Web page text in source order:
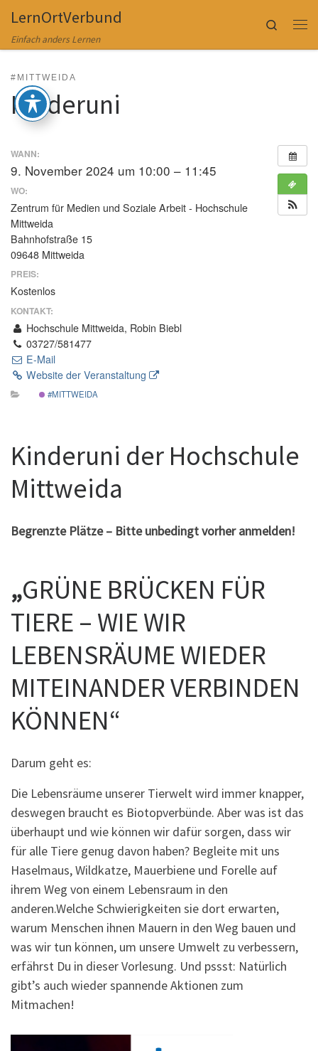
Zum Inhalt springen
LernOrtVerbund
Einfach anders Lernen
Search
#MITTWEIDA
Kinderuni
WANN:
9. November 2024 um 10:00 – 11:45
WO:
Zentrum für Medien und Soziale Arbeit - Hochschule
Mittweida
Bahnhofstraße 15
09648 Mittweida
PREIS:
Kostenlos
KONTAKT:
Hochschule Mittweida, Robin Biebl
03727/581477
E-Mail
Website der Veranstaltung
#MITTWEIDA
Kinderuni der Hochschule
Mittweida
Begrenzte Plätze – Bitte unbedingt vorher anmelden!
„GRÜNE BRÜCKEN FÜR
TIERE – WIE WIR
LEBENSRÄUME WIEDER
MITEINANDER VERBINDEN
KÖNNEN“
Darum geht es:
Die Lebensräume unserer Tierwelt wird immer knapper,
deswegen braucht es Biotopverbünde. Aber was ist das
überhaupt und wie können wir dafür sorgen, dass wir
für alle Tiere genug davon haben? Begleite mit uns
Haselmaus, Wildkatze, Mauerbiene und Forelle auf
ihrem Weg von einem Lebensraum in den
anderen.Welche Schwierigkeiten sie dort erwarten,
warum Menschen ihnen Mauern in den Weg bauen und
was wir tun können, um unsere Umwelt zu verbessern,
erfährst Du in dieser Vorlesung. Und pssst: Natürlich
gibt’s auch wieder spannende Aktionen zum
Mitmachen!